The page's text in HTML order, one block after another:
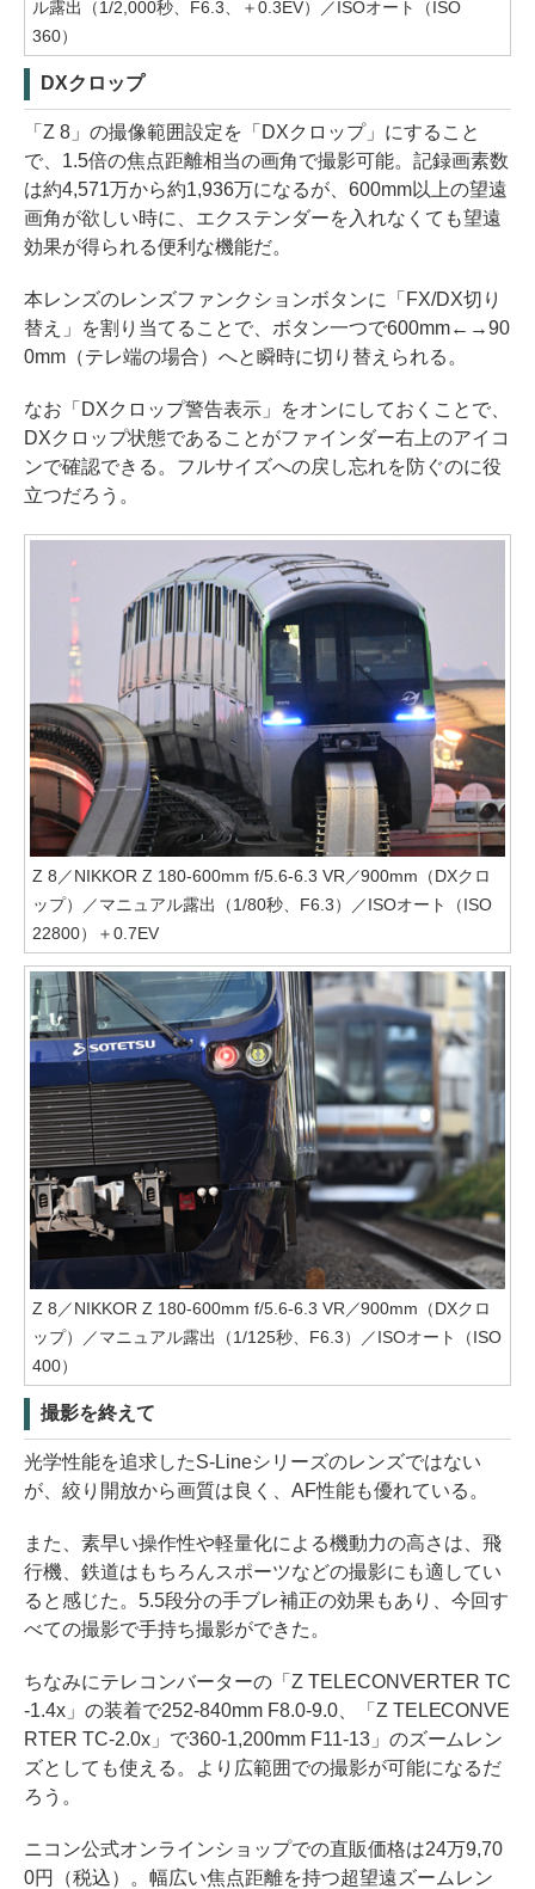
ル露出（1/2,000秒、F6.3、＋0.3EV）／ISOオート（ISO
360）
DXクロップ
「Z 8」の撮像範囲設定を「DXクロップ」にすること
で、1.5倍の焦点距離相当の画角で撮影可能。記録画素数
は約4,571万から約1,936万になるが、600mm以上の望遠
画角が欲しい時に、エクステンダーを入れなくても望遠
効果が得られる便利な機能だ。
本レンズのレンズファンクションボタンに「FX/DX切り
替え」を割り当てることで、ボタン一つで600mm←→90
0mm（テレ端の場合）へと瞬時に切り替えられる。
なお「DXクロップ警告表示」をオンにしておくことで、
DXクロップ状態であることがファインダー右上のアイコ
ンで確認できる。フルサイズへの戻し忘れを防ぐのに役
立つだろう。
Z 8／NIKKOR Z 180-600mm f/5.6-6.3 VR／900mm（DXクロ
ップ）／マニュアル露出（1/80秒、F6.3）／ISOオート（ISO
22800）＋0.7EV
Z 8／NIKKOR Z 180-600mm f/5.6-6.3 VR／900mm（DXクロ
ップ）／マニュアル露出（1/125秒、F6.3）／ISOオート（ISO
400）
撮影を終えて
光学性能を追求したS-Lineシリーズのレンズではない
が、絞り開放から画質は良く、AF性能も優れている。
また、素早い操作性や軽量化による機動力の高さは、飛
行機、鉄道はもちろんスポーツなどの撮影にも適してい
ると感じた。5.5段分の手ブレ補正の効果もあり、今回す
べての撮影で手持ち撮影ができた。
ちなみにテレコンバーターの「Z TELECONVERTER TC
-1.4x」の装着で252-840mm F8.0-9.0、「Z TELECONVE
RTER TC-2.0x」で360-1,200mm F11-13」のズームレン
ズとしても使える。より広範囲での撮影が可能になるだ
ろう。
ニコン公式オンラインショップでの直販価格は24万9,70
0円（税込）。幅広い焦点距離を持つ超望遠ズームレン